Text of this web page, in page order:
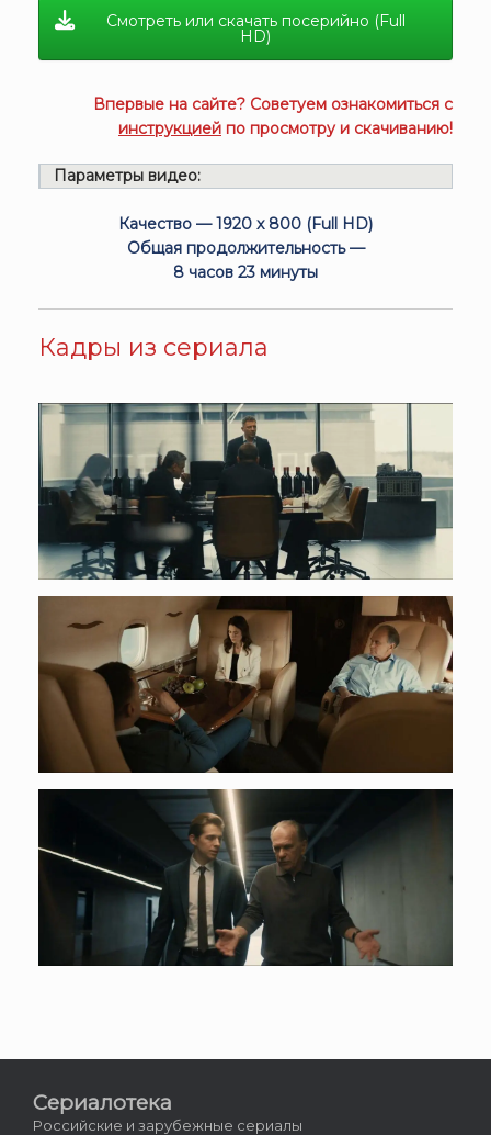
Смотреть или скачать посерийно (Full
HD)
Впервые на сайте? Советуем ознакомиться с
инструкцией по просмотру и скачиванию!
Параметры видео:
Качество — 1920 x 800 (Full HD)
Общая продолжительность —
8 часов 23 минуты
Кадры из сериала
Сериалотека
Российские и зарубежные сериалы